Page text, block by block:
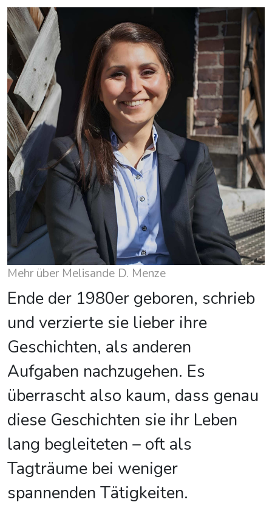
Mehr über Melisande D. Menze
Ende der 1980er geboren, schrieb
und verzierte sie lieber ihre
Geschichten, als anderen
Aufgaben nachzugehen. Es
überrascht also kaum, dass genau
diese Geschichten sie ihr Leben
lang begleiteten – oft als
Tagträume bei weniger
spannenden Tätigkeiten.